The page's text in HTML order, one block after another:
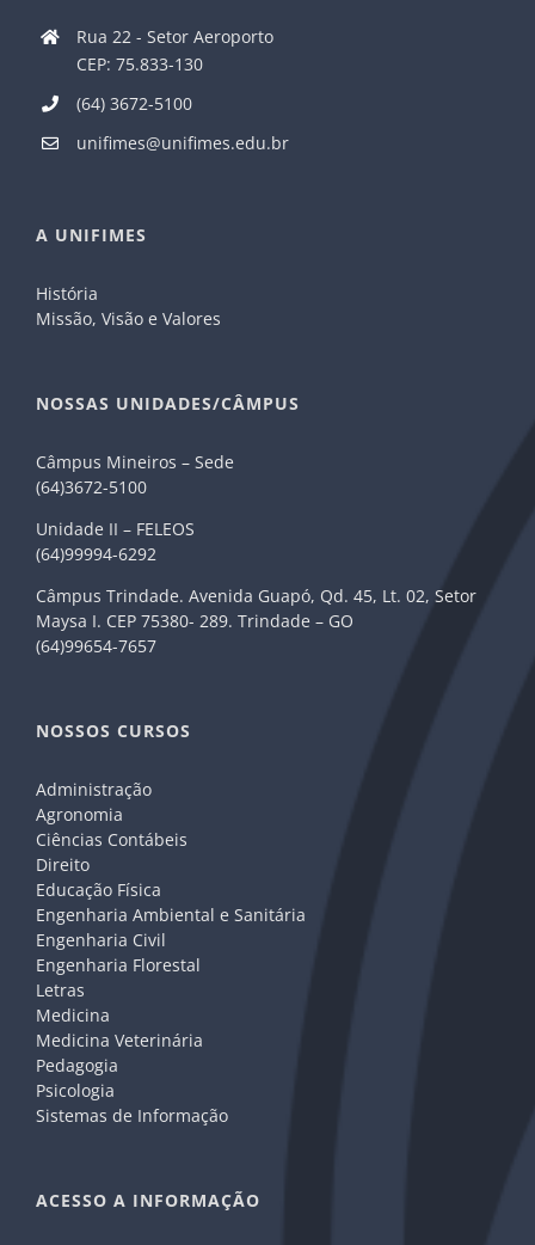
Rua 22 - Setor Aeroporto
CEP: 75.833-130
(64) 3672-5100
unifimes@unifimes.edu.br
A UNIFIMES
História
Missão, Visão e Valores
NOSSAS UNIDADES/CÂMPUS
Câmpus Mineiros – Sede
(64)3672-5100
Unidade II – FELEOS
(64)99994-6292
Câmpus Trindade. Avenida Guapó, Qd. 45, Lt. 02, Setor
Maysa I. CEP 75380- 289. Trindade – GO
(64)99654-7657
NOSSOS CURSOS
Administração
Agronomia
Ciências Contábeis
Direito
Educação Física
Engenharia Ambiental e Sanitária
Engenharia Civil
Engenharia Florestal
Letras
Medicina
Medicina Veterinária
Pedagogia
Psicologia
Sistemas de Informação
ACESSO A INFORMAÇÃO